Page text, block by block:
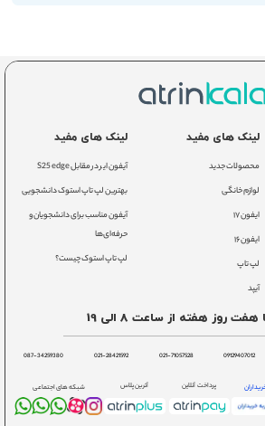
لینک های مفید
محصولات جدید
لوازم خانگی
ایفون ۱۷
ایفون ۱۶
لپ تاپ
آیپد
لینک های مفید
آیفون ایر در مقابل S25 edge
بهترین لپ تاپ استوک دانشجویی
آیفون مناسب برای دانشجویان و
حرفه‌ای‌ها
لپ تاپ استوک چیست؟
روز هفته از ساعت 8 الی 19
09129407012
021-71057528
021-28421592
087-34259380
پرداخت آنلاین آترین پلاس شبکه های اجتماعی